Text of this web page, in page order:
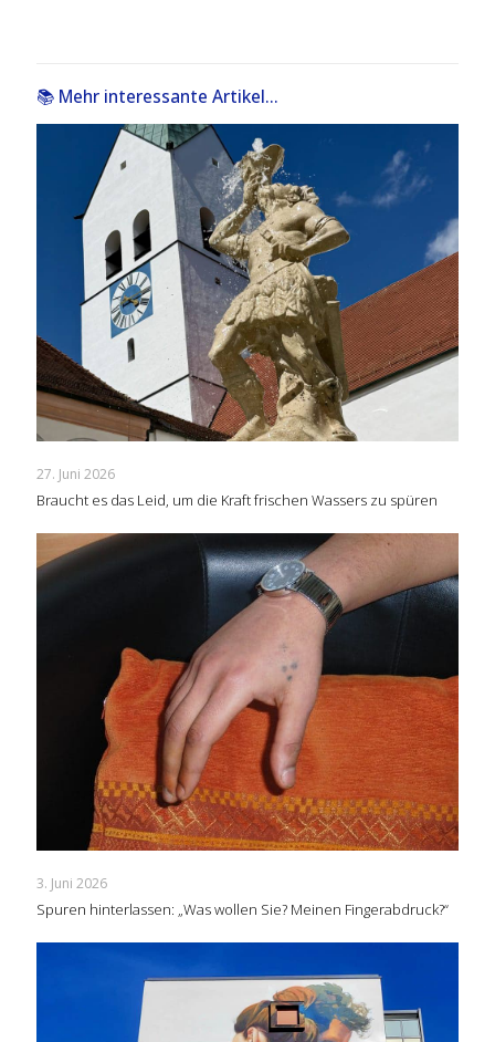
📚 Mehr interessante Artikel...
27. Juni 2026
Braucht es das Leid, um die Kraft frischen Wassers zu spüren
3. Juni 2026
Spuren hinterlassen: „Was wollen Sie? Meinen Fingerabdruck?“